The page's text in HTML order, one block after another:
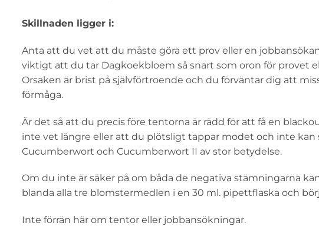
Skillnaden ligger i:
Anta att du vet att du måste göra ett prov eller en
viktigt att du tar Dagkoekbloem så snart som oron för provet
Orsaken är brist på självförtroende och du förväntar dig att
förmåga.
Är det så att du precis före tentorna är rädd för att få en
inte vet längre eller att du plötsligt tappar modet och inte
Cucumberwort och Cucumberwort II av stor betydelse.
Om du inte är säker på om båda de negativa stämningarna
blanda alla tre blomstermedlen i en 30 ml. pipettflaska och
Inte förrän här om tentor eller jobbansökningar.